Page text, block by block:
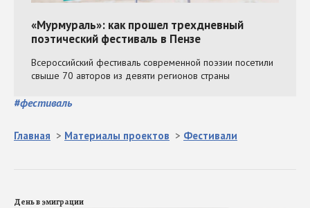
#фестиваль
Главная > Материалы проектов > Фестивали
День в эмиграции